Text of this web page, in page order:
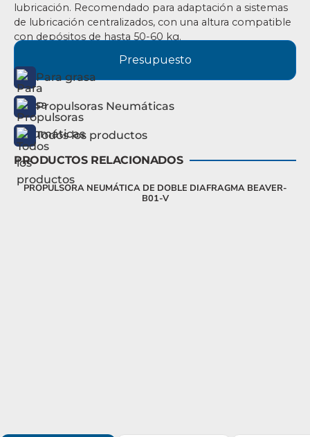
lubricación. Recomendado para adaptación a sistemas
de lubricación centralizados, con una altura compatible
con depósitos de hasta 50-60 kg.
Presupuesto
Para grasa
Propulsoras Neumáticas
Todos los productos
PRODUCTOS RELACIONADOS
PROPULSORA NEUMÁTICA DE DOBLE DIAFRAGMA BEAVER-
B01-V